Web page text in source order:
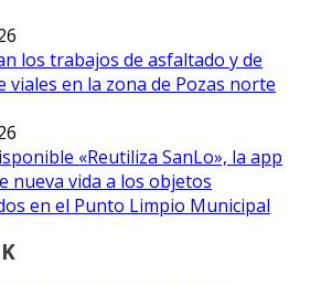
los trabajos de asfaltado y de
viales en la zona de Pozas norte
«Reutiliza SanLo», la app
nueva vida a los objetos
en el Punto Limpio Municipal